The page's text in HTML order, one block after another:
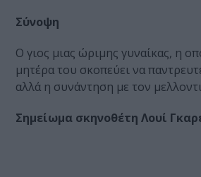
Σύνοψη
Ο γιος μιας ώριμης γυναίκας, η
μητέρα του σκοπεύει να
αλλά η συνάντηση με τον
Σημείωμα σκηνοθέτη Λουί